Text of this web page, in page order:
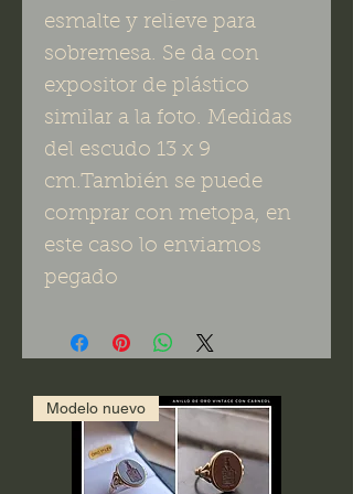
esmalte y relieve para
sobremesa. Se da con
expositor de plástico
similar a la foto. Medidas
del escudo 13 x 9
cm.También se puede
comprar con metopa, en
este caso lo enviamos
pegado
Modelo nuevo